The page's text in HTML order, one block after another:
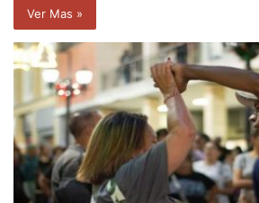
Ver Mas »